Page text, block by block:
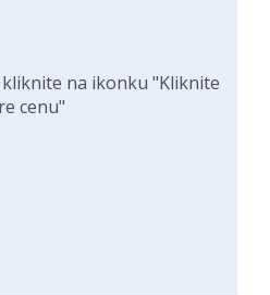
na ikonku "Kliknite
cenu"